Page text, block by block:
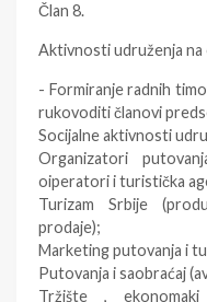
Član 8.
Aktivnosti udruženja na
- Formiranje radnih
rukovoditi članovi
Socijalne aktivnosti
Organizatori
oiperatori i turistička
Turizam Srbije
prodaje);
Marketing putovanja i
Putovanja i saobraćaj
Tržište ,